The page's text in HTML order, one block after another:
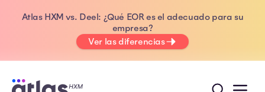
Atlas HXM vs. Deel: ¿Qué EOR es el adecuado para su
empresa?
Ver las diferencias